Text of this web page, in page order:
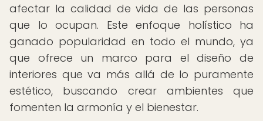
afectar la calidad de vida de las personas
que lo ocupan. Este enfoque holístico ha
ganado popularidad en todo el mundo, ya
que ofrece un marco para el diseño de
interiores que va más allá de lo puramente
estético, buscando crear ambientes que
fomenten la armonía y el bienestar.